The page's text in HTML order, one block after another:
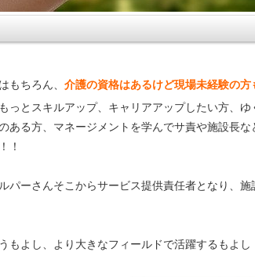
もちろん、 介護の資格はあるけど現場未経験の方
っとスキルアップ、キャリアアップしたい方、
ある方、マネージメントを学んでサ責や施設長な
！！
パーさんそこからサービス提供責任者となり、
もよし、より大きなフィールドで活躍するもよ